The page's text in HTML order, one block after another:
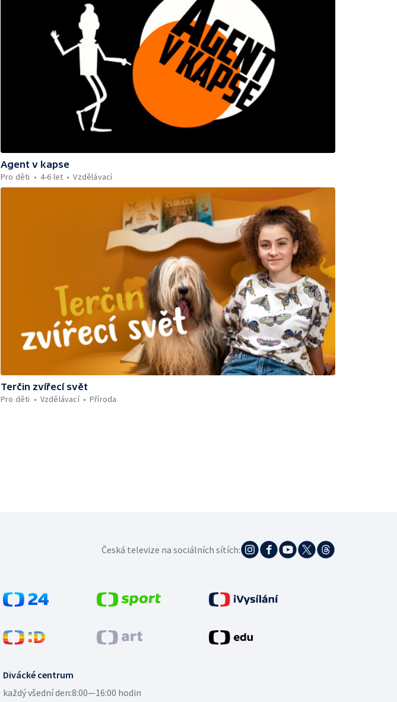
Agent v kapse
Pro děti
4-6 let Vzdělávací
Terčin zvířecí svět
Pro děti
Vzdělávací Příroda
Divácké centrum
každý všední den:8:00—16:00 hodin
Česká televize na sociálních sítích: